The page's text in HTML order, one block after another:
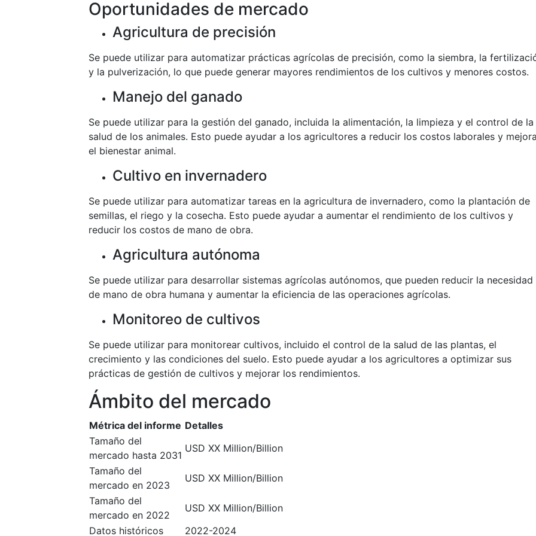
Oportunidades de mercado
Agricultura de precisión
Se puede utilizar para automatizar prácticas agrícolas de precisión, como la siembra, la
y la pulverización, lo que puede generar mayores rendimientos de los cultivos y menores costos.
Manejo del ganado
Se puede utilizar para la gestión del ganado, incluida la alimentación, la limpieza y el control de la
salud de los animales. Esto puede ayudar a los agricultores a reducir los costos laborales y
el bienestar animal.
Cultivo en invernadero
Se puede utilizar para automatizar tareas en la agricultura de invernadero, como la plantación de
semillas, el riego y la cosecha. Esto puede ayudar a aumentar el rendimiento de los cultivos y
reducir los costos de mano de obra.
Agricultura autónoma
Se puede utilizar para desarrollar sistemas agrícolas autónomos, que pueden reducir la necesidad
de mano de obra humana y aumentar la eficiencia de las operaciones agrícolas.
Monitoreo de cultivos
Se puede utilizar para monitorear cultivos, incluido el control de la salud de las plantas, el
crecimiento y las condiciones del suelo. Esto puede ayudar a los agricultores a optimizar sus
prácticas de gestión de cultivos y mejorar los rendimientos.
Ámbito del mercado
Métrica del informe Detalles
Tamaño del
mercado hasta 2031
USD XX Million/Billion
Tamaño del
mercado en 2023
USD XX Million/Billion
Tamaño del
mercado en 2022
USD XX Million/Billion
Datos históricos
2022-2024